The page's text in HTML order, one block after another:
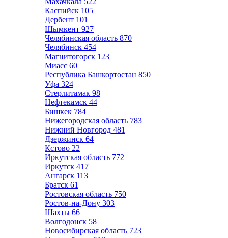
Каспийск 105
Дербент 101
Шымкент 927
Челябинская область 870
Челябинск 454
Магнитогорск 123
Миасс 60
Республика Башкортостан 850
Уфа 324
Стерлитамак 98
Нефтекамск 44
Бишкек 784
Нижегородская область 783
Нижний Новгород 481
Дзержинск 64
Кстово 22
Иркутская область 772
Иркутск 417
Ангарск 113
Братск 61
Ростовская область 750
Ростов-на-Дону 303
Шахты 66
Волгодонск 58
Новосибирская область 723